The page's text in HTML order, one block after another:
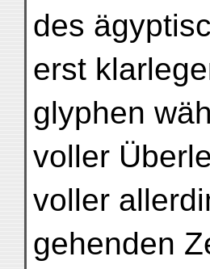
des
erst
glyphen
voller
voller
gehenden